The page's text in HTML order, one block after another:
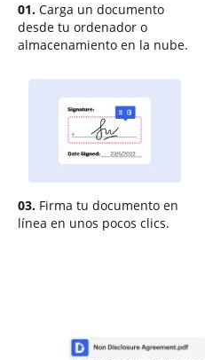
01. Carga un documento
desde tu ordenador o
almacenamiento en la nube.
03. Firma tu documento en
línea en unos pocos clics.